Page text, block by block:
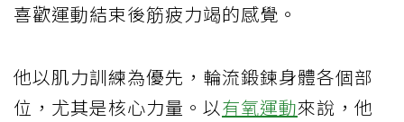
喜歡運動結束後筋疲力竭的感覺。
他以肌力訓練為優先，輪流鍛鍊身體各個部
位，尤其是核心力量。以有氧運動來說，他